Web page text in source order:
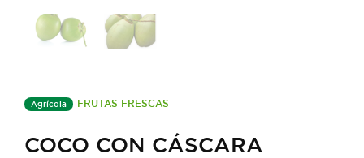
Agrícola FRUTAS FRESCAS
COCO CON CÁSCARA